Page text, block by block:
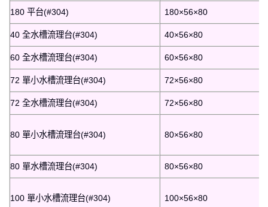
180 平台(#304) 180×56×80
40 全水槽流理台(#304) 40×56×80
60 全水槽流理台(#304) 60×56×80
72 單小水槽流理台(#304) 72×56×80
72 全水槽流理台(#304) 72×56×80
80 單小水槽流理台(#304) 80×56×80
80 單水槽流理台(#304) 80×56×80
100 單小水槽流理台(#304) 100×56×80